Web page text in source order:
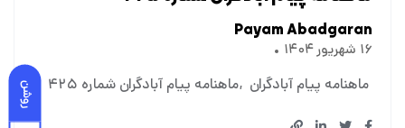
روشن
Payam Abadgaran
۱۶ شهریور ۱۴۰۴
ماهنامه پیام آبادگران ماهنامه پیام آبادگران شماره ۴۲۵